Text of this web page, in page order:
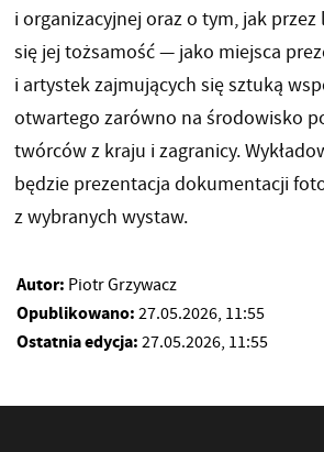
i organizacyjnej oraz o tym, jak przez
się jej tożsamość — jako miejsca
i artystek zajmujących się sztuką
otwartego zarówno na środowisko
twórców z kraju i zagranicy.
będzie prezentacja dokumentacji
z wybranych wystaw.
Autor: Piotr Grzywacz
Opublikowano: 27.05.2026, 11:55
Ostatnia edycja: 27.05.2026, 11:55